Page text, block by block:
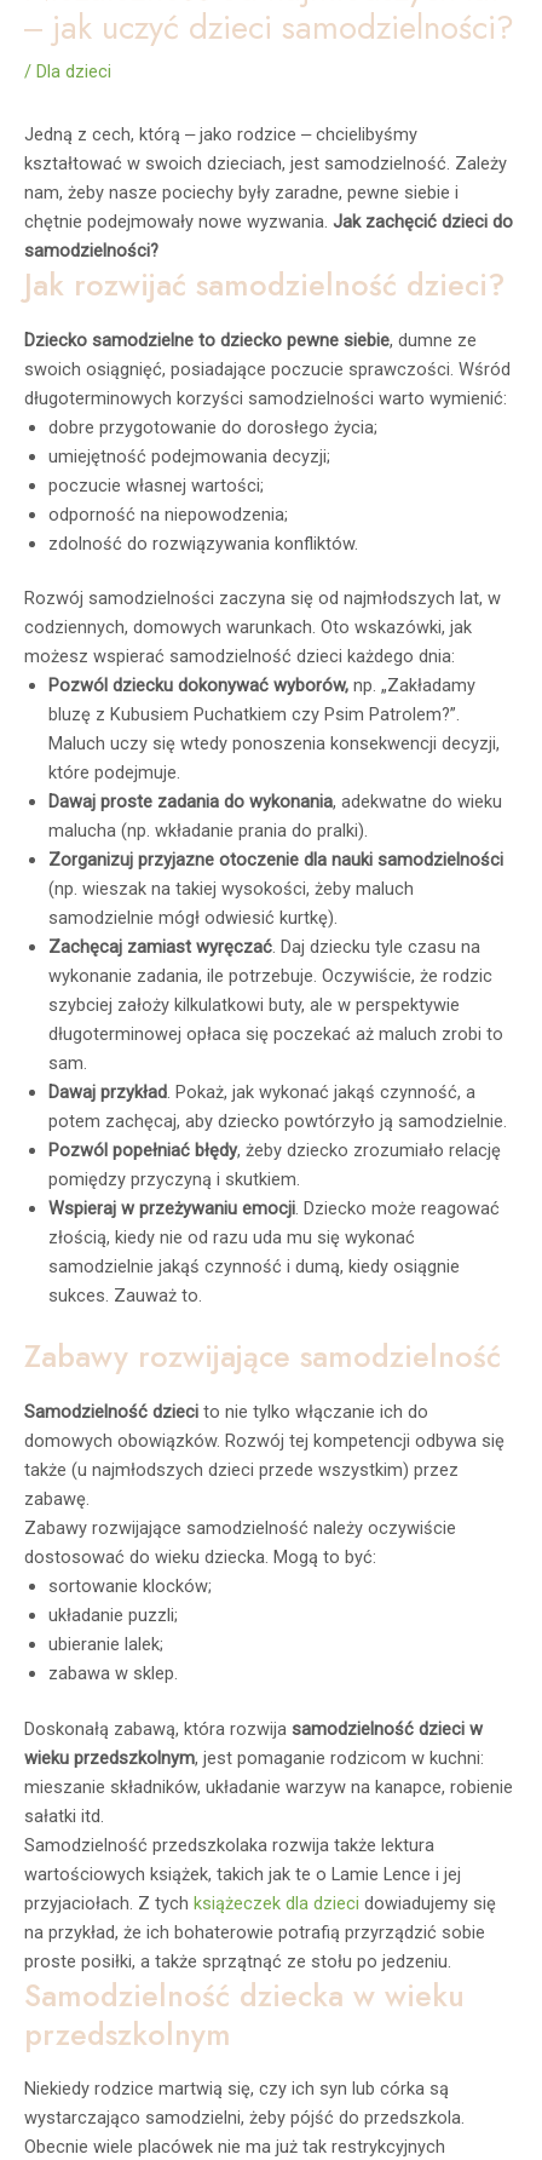
‒ jak uczyć dzieci samodzielności?
/ Dla dzieci
Jedną z cech, którą ‒ jako rodzice ‒ chcielibyśmy
kształtować w swoich dzieciach, jest samodzielność. Zależy
nam, żeby nasze pociechy były zaradne, pewne siebie i
chętnie podejmowały nowe wyzwania. Jak zachęcić dzieci do
samodzielności?
Jak rozwijać samodzielność dzieci?
Dziecko samodzielne to dziecko pewne siebie, dumne ze
swoich osiągnięć, posiadające poczucie sprawczości. Wśród
długoterminowych korzyści samodzielności warto wymienić:
dobre przygotowanie do dorosłego życia;
umiejętność podejmowania decyzji;
poczucie własnej wartości;
odporność na niepowodzenia;
zdolność do rozwiązywania konfliktów.
Rozwój samodzielności zaczyna się od najmłodszych lat, w
codziennych, domowych warunkach. Oto wskazówki, jak
możesz wspierać samodzielność dzieci każdego dnia:
Pozwól dziecku dokonywać wyborów, np. „Zakładamy
bluzę z Kubusiem Puchatkiem czy Psim Patrolem?”.
Maluch uczy się wtedy ponoszenia konsekwencji decyzji,
które podejmuje.
Dawaj proste zadania do wykonania, adekwatne do wieku
malucha (np. wkładanie prania do pralki).
Zorganizuj przyjazne otoczenie dla nauki samodzielności
(np. wieszak na takiej wysokości, żeby maluch
samodzielnie mógł odwiesić kurtkę).
Zachęcaj zamiast wyręczać. Daj dziecku tyle czasu na
wykonanie zadania, ile potrzebuje. Oczywiście, że rodzic
szybciej założy kilkulatkowi buty, ale w perspektywie
długoterminowej opłaca się poczekać aż maluch zrobi to
sam.
Dawaj przykład. Pokaż, jak wykonać jakąś czynność, a
potem zachęcaj, aby dziecko powtórzyło ją samodzielnie.
Pozwól popełniać błędy, żeby dziecko zrozumiało relację
pomiędzy przyczyną i skutkiem.
Wspieraj w przeżywaniu emocji. Dziecko może reagować
złością, kiedy nie od razu uda mu się wykonać
samodzielnie jakąś czynność i dumą, kiedy osiągnie
sukces. Zauważ to.
Zabawy rozwijające samodzielność
Samodzielność dzieci to nie tylko włączanie ich do
domowych obowiązków. Rozwój tej kompetencji odbywa się
także (u najmłodszych dzieci przede wszystkim) przez
zabawę.
Zabawy rozwijające samodzielność należy oczywiście
dostosować do wieku dziecka. Mogą to być:
sortowanie klocków;
układanie puzzli;
ubieranie lalek;
zabawa w sklep.
Doskonałą zabawą, która rozwija samodzielność dzieci w
wieku przedszkolnym, jest pomaganie rodzicom w kuchni:
mieszanie składników, układanie warzyw na kanapce, robienie
sałatki itd.
Samodzielność przedszkolaka rozwija także lektura
wartościowych książek, takich jak te o Lamie Lence i jej
przyjaciołach. Z tych książeczek dla dzieci dowiadujemy się
na przykład, że ich bohaterowie potrafią przyrządzić sobie
proste posiłki, a także sprzątnąć ze stołu po jedzeniu.
Samodzielność dziecka w wieku
przedszkolnym
Niekiedy rodzice martwią się, czy ich syn lub córka są
wystarczająco samodzielni, żeby pójść do przedszkola.
Obecnie wiele placówek nie ma już tak restrykcyjnych